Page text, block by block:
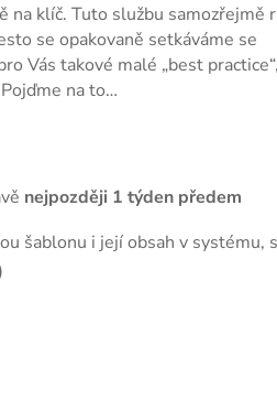
na klíč. Tuto službu samozřejmě
se opakovaně setkáváme se
Vás takové malé „best
na to…
nejpozději 1 týden předem
šablonu i její obsah v systému,